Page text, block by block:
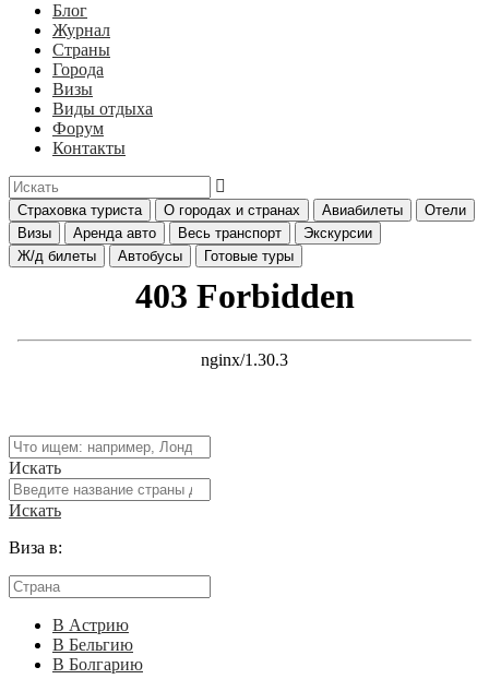
Блог
Журнал
Страны
Города
Визы
Виды отдыха
Форум
Контакты
Страховка туриста О городах и странах Авиабилеты
Отели
Визы
Аренда авто Весь транспорт
Экскурсии
Ж/д билеты
Автобусы Готовые туры
Искать
Искать
Виза в:
В Астрию
В Бельгию
В Болгарию